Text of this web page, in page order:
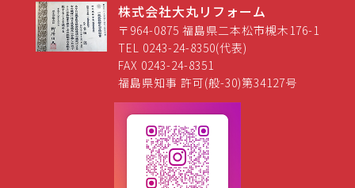
株式会社大丸リフォーム
〒964-0875 福島県二本松市槻木176-1
TEL 0243-24-8350(代表)
FAX 0243-24-8351
福島県知事 許可(般-30)第34127号